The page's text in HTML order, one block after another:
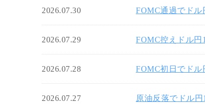
2026.07.30 FOMC通過でドル
2026.07.29 FOMC控えドル円
2026.07.28 FOMC初日でドル
2026.07.27 原油反落でドル